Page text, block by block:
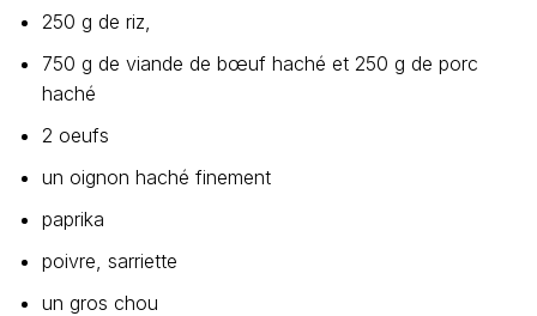
250 g de riz,
750 g de viande de bœuf haché et 250 g de porc
haché
2 oeufs
un oignon haché finement
paprika
poivre, sarriette
un gros chou